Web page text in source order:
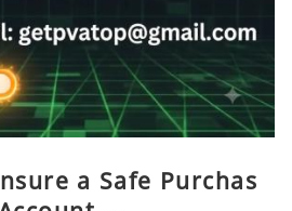
a Safe Purchas